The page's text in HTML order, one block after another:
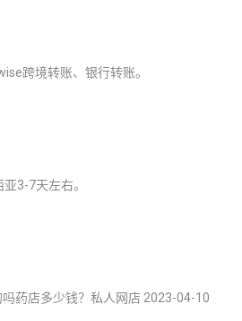
跨境转账、银行转账。
3-7天左右。
药店多少钱？私人网店 2023-04-10